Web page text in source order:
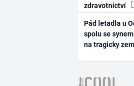
zdravotnictví
Pád letadla u
spolu se
na tragicky